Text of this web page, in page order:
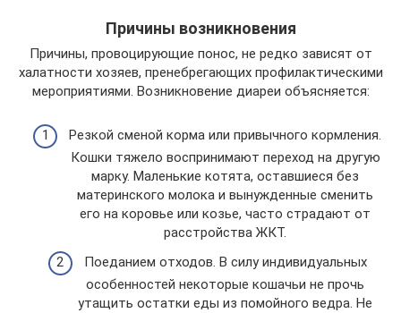
Причины возникновения
Причины, провоцирующие понос, не редко зависят от
халатности хозяев, пренебрегающих профилактическими
мероприятиями. Возникновение диареи объясняется:
Резкой сменой корма или привычного кормления.
Кошки тяжело воспринимают переход на другую
марку. Маленькие котята, оставшиеся без
материнского молока и вынужденные сменить
его на коровье или козье, часто страдают от
расстройства ЖКТ.
Поеданием отходов. В силу индивидуальных
особенностей некоторые кошачьи не прочь
утащить остатки еды из помойного ведра. Не